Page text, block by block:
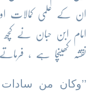
ان کے علمی کمالات
امام ابن حبان نے
نقشہ کھینچا ہے ،
’’وکان من سادات